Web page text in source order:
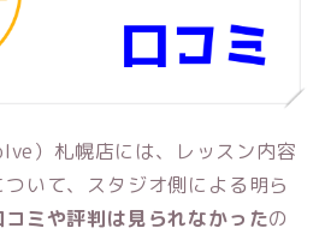
）札幌店には、レッスン内容
いて、スタジオ側による明ら
コミや評判は見られなかったの